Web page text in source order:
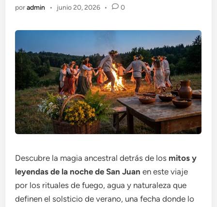
poradmin • junio 20, 2026 • 0
Descubre la magia ancestral detrás de los mitos y
leyendas de la noche de San Juan en este viaje
por los rituales de fuego, agua y naturaleza que
definen el solsticio de verano, una fecha donde lo